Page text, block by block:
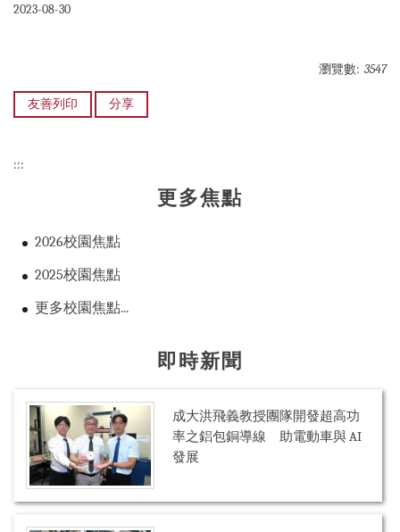
2023-08-30
瀏覽數: 3547
友善列印 分享
:::
更多焦點
2026校園焦點
2025校園焦點
更多校園焦點...
即時新聞
成大洪飛義教授團隊開發超高功
率之鋁包銅導線 助電動車與 AI
發展